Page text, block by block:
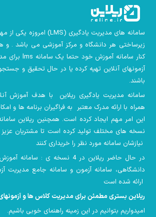
سامانه های مدیریت یادگیری (LMS) امروزه یکی از
زیرساختی هر دانشگاه و مرکز آموزشی می باشد . و
کنار سامانه آموزش خود حتما یک سامانه lms
برای
آزمونهای آنلاین تهیه کرده یا در حال تحقیق و
باشند.
سامانه مدیریت یادگیری ریلاین با هدف آموزش
همراه با ارائه مدرک معتبر به فراگیران برنامه ها و
این امر مهم ایجاد کرده است. همچنین ریلاین
نسخه های مختلف تولید کرده است تا مشتریان عزیز
در حال حاضر ریلاین در 4 نسخه ی :
دانشگاهی، سامانه آزمون و سامانه جامع مدیریت
ریلاین بستری مطمئن برای مدیریت کلاس ها و
امیدواریم بتوانیم در این زمینه راهنمای خوبی باشیم.